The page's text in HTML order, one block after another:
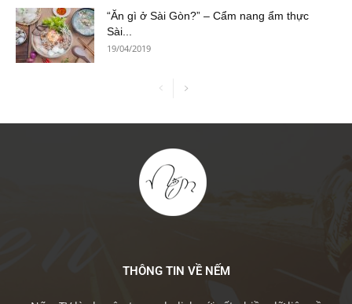
“Ăn gì ở Sài Gòn?” – Cẩm nang ẩm thực
Sài...
19/04/2019
THÔNG TIN VỀ NẾM